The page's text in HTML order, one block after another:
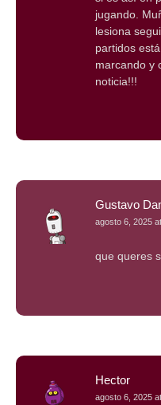
jugando.
lesiona
partidos
marcando y
noticia!!!
Gustavo
agosto 6, 2025
que queres
Hector
agosto 6, 2025